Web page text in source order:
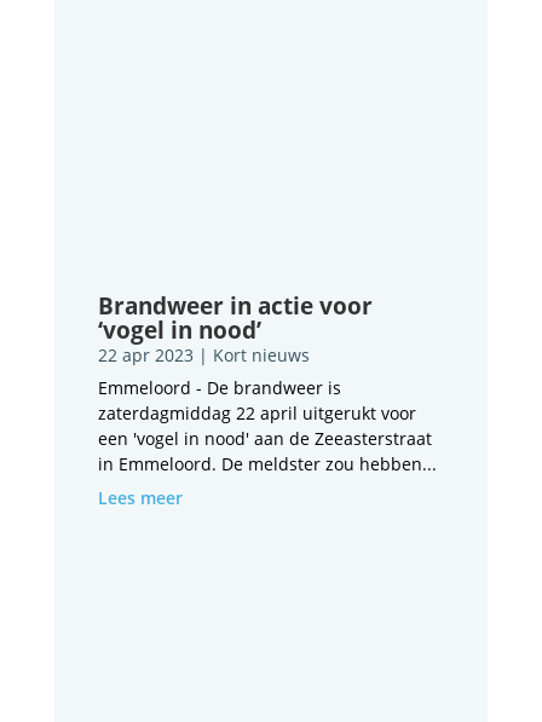
Brandweer in actie voor
‘vogel in nood’
22 apr 2023 | Kort nieuws
Emmeloord - De brandweer is
zaterdagmiddag 22 april uitgerukt voor
een 'vogel in nood' aan de Zeeasterstraat
in Emmeloord. De meldster zou hebben...
Lees meer